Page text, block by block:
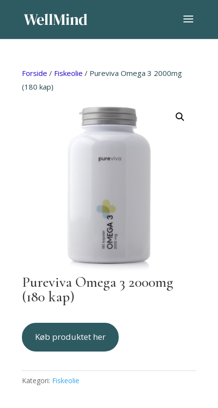
Forside / Fiskeolie / Pureviva Omega 3 2000mg
(180 kap)
Pureviva Omega 3 2000mg
(180 kap)
Køb produktet her
Kategori: Fiskeolie